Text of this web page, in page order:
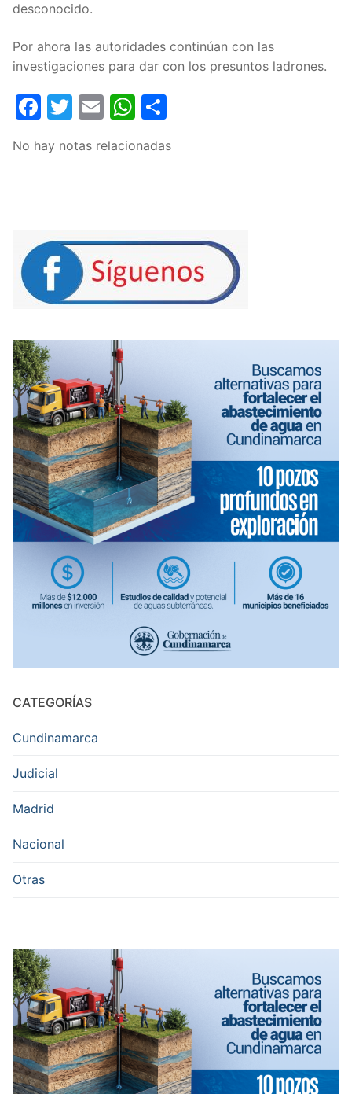
desconocido.
Por ahora las autoridades continúan con las
investigaciones para dar con los presuntos ladrones.
Facebook
Twitter
EmailWhatsApp
No hay notas relacionadas
CATEGORÍAS
Cundinamarca
Judicial
Madrid
Nacional
Otras